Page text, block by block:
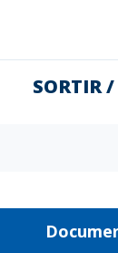
SORTIR /